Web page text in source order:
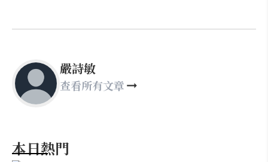
嚴詩敏
查看所有文章
本日熱門